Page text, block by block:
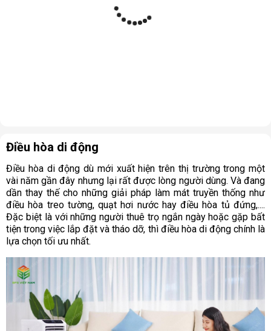
Điều hòa di động
Điều hòa di động dù mới xuất hiện trên thị trường trong một
vài năm gần đây nhưng lại rất được lòng người dùng. Và đang
dần thay thế cho những giải pháp làm mát truyền thống như
điều hòa treo tường, quạt hơi nước hay điều hòa tủ đứng,....
Đặc biệt là với những người thuê trọ ngắn ngày hoặc gặp bất
tiện trong việc lắp đặt và tháo dỡ, thì điều hòa di động chính là
lựa chọn tối ưu nhất.